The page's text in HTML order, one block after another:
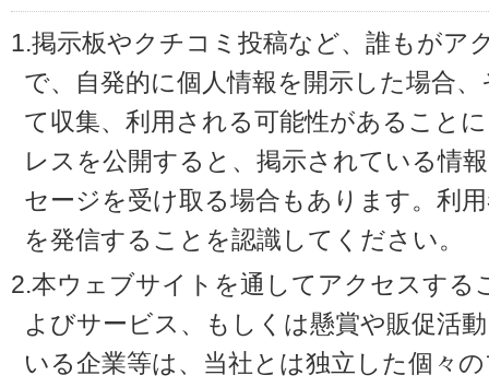
1.掲示板やクチコミ投稿など、誰もがア
で、自発的に個人情報を開示した場合
て収集、利用される可能性があること
レスを公開すると、掲示されている情
セージを受け取る場合もあります。利
を発信することを認識してください。
2.本ウェブサイトを通してアクセスする
よびサービス、もしくは懸賞や販促活
いる企業等は、当社とは独立した個々